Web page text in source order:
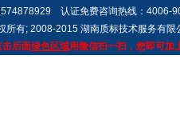
认证免费咨询热线：4006-
所有; 2008-2015 湖南质标技术服务有限
后面绿色区域用微信扫一扫，您即可加